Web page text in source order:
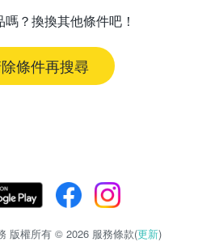
？換換其他條件吧！
條件再搜尋
版權所有 © 2026 服務條款(更新)